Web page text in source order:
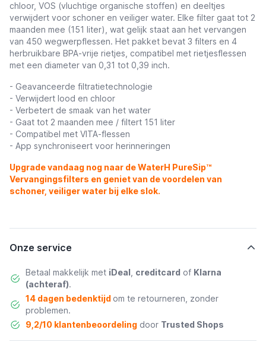
chloor, VOS (vluchtige organische stoffen) en deeltjes
verwijdert voor schoner en veiliger water. Elke filter gaat tot 2
maanden mee (151 liter), wat gelijk staat aan het vervangen
van 450 wegwerpflessen. Het pakket bevat 3 filters en 4
herbruikbare BPA-vrije rietjes, compatibel met rietjesflessen
met een diameter van 0,31 tot 0,39 inch.
- Geavanceerde filtratietechnologie
- Verwijdert lood en chloor
- Verbetert de smaak van het water
- Gaat tot 2 maanden mee / filtert 151 liter
- Compatibel met VITA-flessen
- App synchroniseert voor herinneringen
Upgrade vandaag nog naar de WaterH PureSip™
Vervangingsfilters en geniet van de voordelen van
schoner, veiliger water bij elke slok.
Onze service
Betaal makkelijk met iDeal creditcard of Klarna
(achteraf).
14 dagen bedenktijd om te retourneren, zonder
problemen.
9,2/10 klantenbeoordelingdoor Trusted Shops